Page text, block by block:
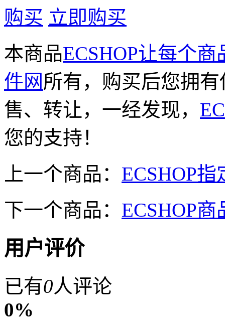
购买 立即购买
本商品ECSHOP让每个
件网所有，购买后您拥
售、转让，一经发现，
您的支持！
上一个商品： ECSHOP
下一个商品： ECSHOP
用户评价
已有0人评论
0%